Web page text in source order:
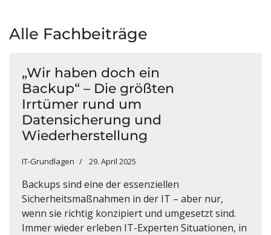
Alle Fachbeiträge
„Wir haben doch ein
Backup“ – Die größten
Irrtümer rund um
Datensicherung und
Wiederherstellung
IT-Grundlagen 29. April 2025
Backups sind eine der essenziellen
Sicherheitsmaßnahmen in der IT – aber nur,
wenn sie richtig konzipiert und umgesetzt sind.
Immer wieder erleben IT-Experten Situationen, in